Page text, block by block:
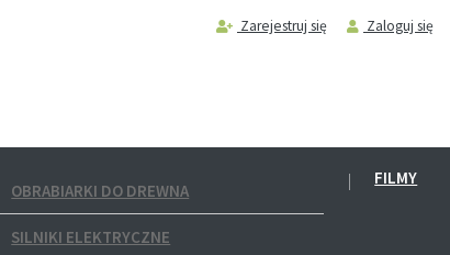
Zarejestruj się Zaloguj się
OBRABIARKI DO DREWNA
SILNIKI ELEKTRYCZNE
FILMY